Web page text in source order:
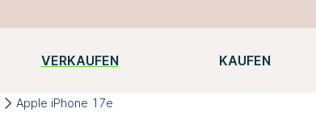
VERKAUFEN KAUFEN
Huawei Notebooks Macbooks
Apple iPhone 17e